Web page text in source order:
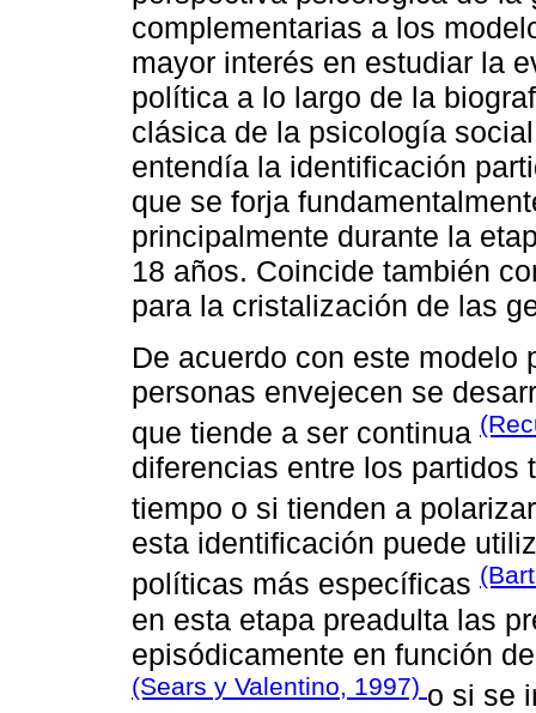
complementarias a los
mayor interés en estudiar la
política a lo largo de la
clásica de la psicología
entendía la identificación
que se forja
principalmente durante la
18 años. Coincide también
para la cristalización de las
De acuerdo con este
personas envejecen se
que tiende a ser continua
diferencias entre los partidos
tiempo o si tienden a
esta identificación puede
políticas más específicas
en esta etapa preadulta las
episódicamente en función
(Sears y Valentino, 1997) o si se